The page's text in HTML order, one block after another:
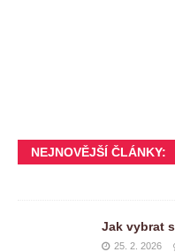
NEJNOVĚJŠÍ ČLÁNKY:
Jak vybrat
25. 2. 2026